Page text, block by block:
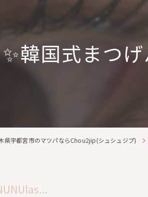
韓国式まつ
県宇都宮市のマツパならChou2jip(シュシュジプ)